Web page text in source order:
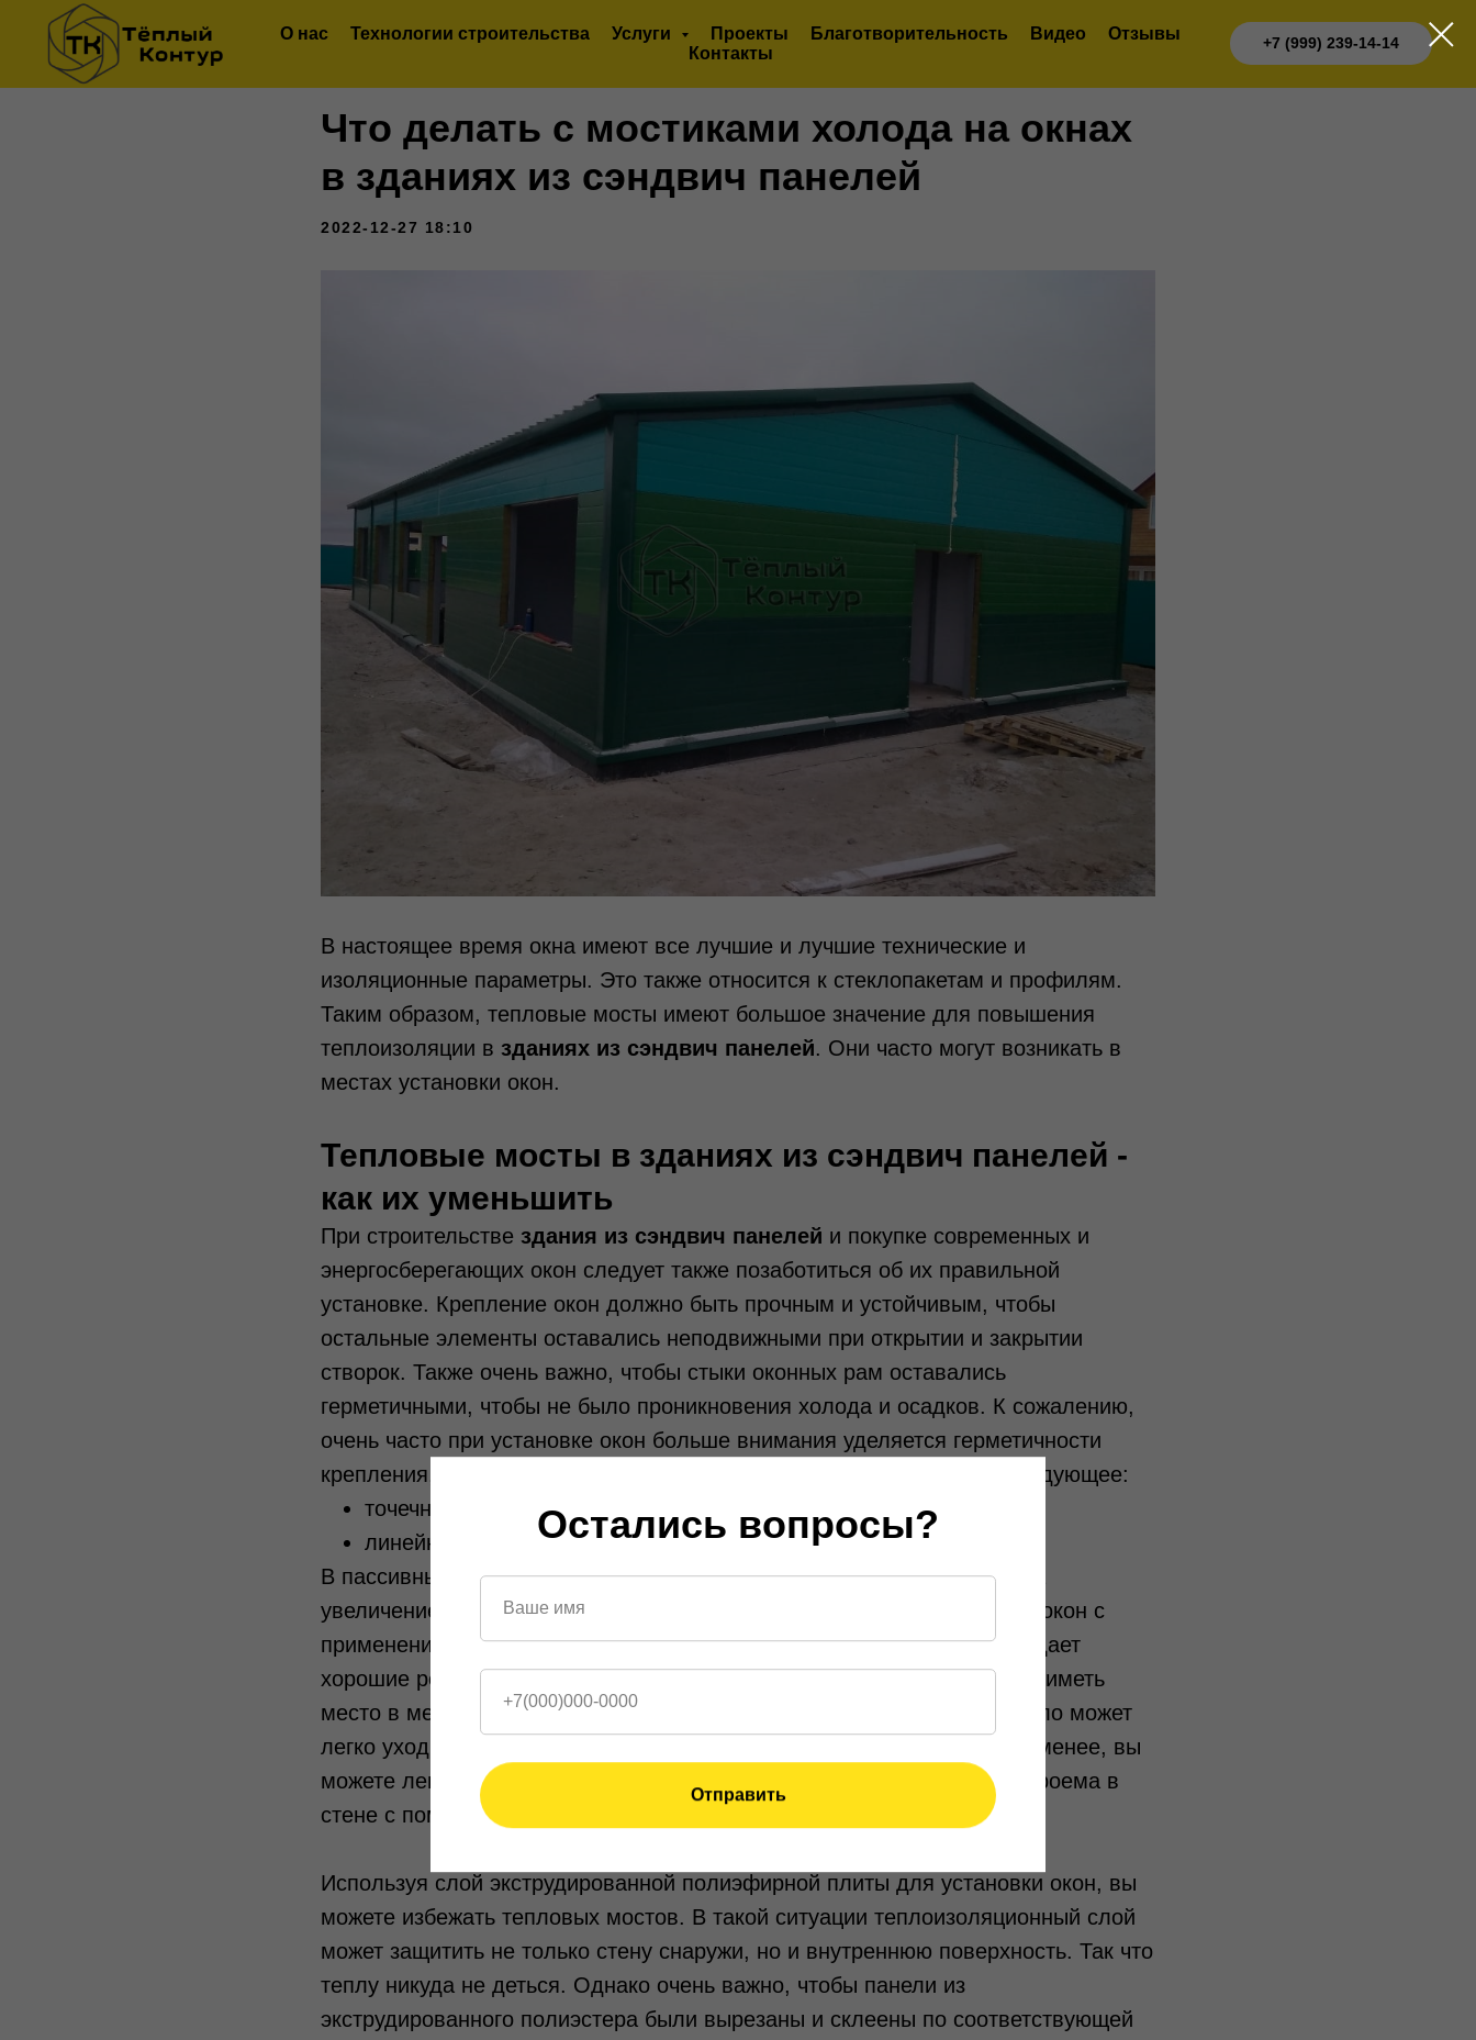
О нас Технологии строительства Услуги Проекты Благотворительность Видео
Отзывы
Контакты
+7 (999) 239-14-14
Что делать с мостиками холода на окнах
в зданиях из сэндвич панелей
2022-12-27 18:10
В настоящее время окна имеют все лучшие и лучшие технические и
изоляционные параметры. Это также относится к стеклопакетам и профилям.
Таким образом, тепловые мосты имеют большое значение для повышения
теплоизоляции в зданиях из сэндвич панелей. Они часто могут возникать в
местах установки окон.
Тепловые мосты в зданиях из сэндвич панелей -
как их уменьшить
При строительстве здания из сэндвич панелей и покупке современных и
энергосберегающих окон следует также позаботиться об их правильной
установке. Крепление окон должно быть прочным и устойчивым, чтобы
остальные элементы оставались неподвижными при открытии и закрытии
створок. Также очень важно, чтобы стыки оконных рам оставались
герметичными, чтобы не было проникновения холода и осадков. К сожалению,
очень часто при установке окон больше внимания уделяется герметичности
крепления, чем устранению мостиков холода. Следует различать следующее:
точечные тепловые мосты;
линейные тепловые мосты.
В пассивных домах термически слабые места могут иметь влияние на
увеличение расходов на отопление. Традиционный способ установки окон с
применением монтажной пены и пароизоляционной ленты не всегда дает
хорошие результаты в плане устранения мостиков холода. Они могут иметь
место в местах, где рама соприкасается со стеной. В этих местах тепло может
легко уходить, так как удерживается слабой теплоизоляцией. Тем не менее, вы
можете легко избежать тепловых мостов вокруг окон, отделив их от проема в
стене с помощью слоя экструдированных плит из полиэстера.
Используя слой экструдированной полиэфирной плиты для установки окон, вы
можете избежать тепловых мостов. В такой ситуации теплоизоляционный слой
может защитить не только стену снаружи, но и внутреннюю поверхность. Так что
теплу никуда не деться. Однако очень важно, чтобы панели из
экструдированного полиэстера были вырезаны и склеены по соответствующей
Остались вопросы?
Отправить